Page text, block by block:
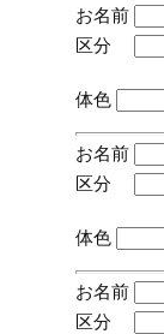
お名前
区分
(
体色
お名前
区分
(
体色
お名前
区分